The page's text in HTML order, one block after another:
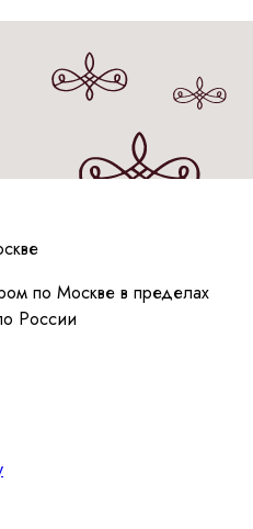
данных
по Москве в пределах
России